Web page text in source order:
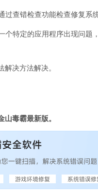
查错检查功能检查修复系
个特定的应用程序出现问
决方法解决。
毒霸最新版。